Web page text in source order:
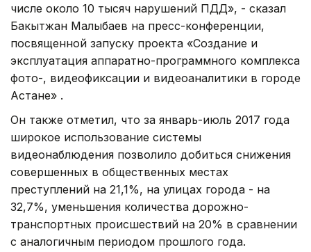
числе около 10 тысяч нарушений ПДД», - сказал
Бакытжан Малыбаев на пресс-конференции,
посвященной запуску проекта «Создание и
эксплуатация аппаратно-программного комплекса
фото-, видеофиксации и видеоаналитики в городе
Астане» .
Он также отметил, что за январь-июль 2017 года
широкое использование системы
видеонаблюдения позволило добиться снижения
совершенных в общественных местах
преступлений на 21,1%, на улицах города - на
32,7%, уменьшения количества дорожно-
транспортных происшествий на 20% в сравнении
с аналогичным периодом прошлого года.